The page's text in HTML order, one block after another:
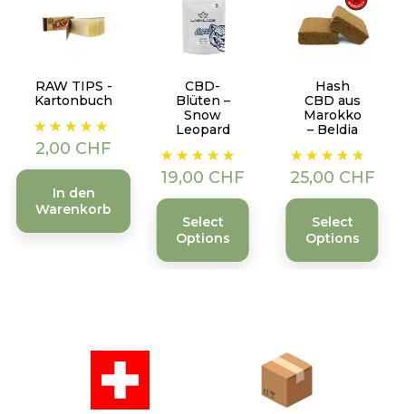
RAW TIPS -
Kartonbuch
Preis
2,00 CHF
In den
Warenkorb
CBD-
Blüten –
Snow
Leopard
Preis
19,00 CHF
Select
Options
Hash
CBD aus
Marokko
– Beldia
Preis
25,00 CHF
Select
Options